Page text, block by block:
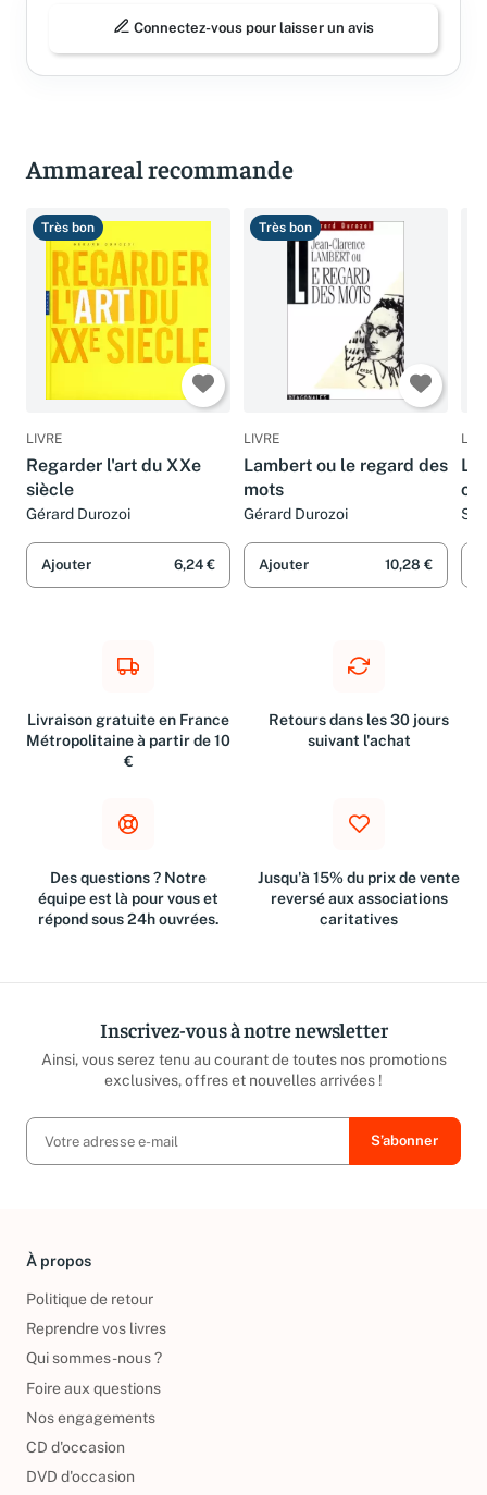
Connectez-vous pour laisser un avis
Ammareal recommande
Très bon
LIVRE
Regarder l'art du XXe
siècle
Gérard Durozoi
Ajouter 6,24 €
Très bon
LIVRE
Lambert ou le regard des
mots
Gérard Durozoi
Ajouter 10,28 €
Livraison gratuite en France
Métropolitaine à partir de 10
€
Retours dans les 30 jours
suivant l'achat
Des questions ? Notre
équipe est là pour vous et
répond sous 24h ouvrées.
Jusqu'à 15% du prix de vente
reversé aux associations
caritatives
Inscrivez-vous à notre newsletter
Ainsi, vous serez tenu au courant de toutes nos promotions
exclusives, offres et nouvelles arrivées !
À propos
Politique de retour
Reprendre vos livres
Qui sommes-nous ?
Foire aux questions
Nos engagements
CD d'occasion
DVD d'occasion